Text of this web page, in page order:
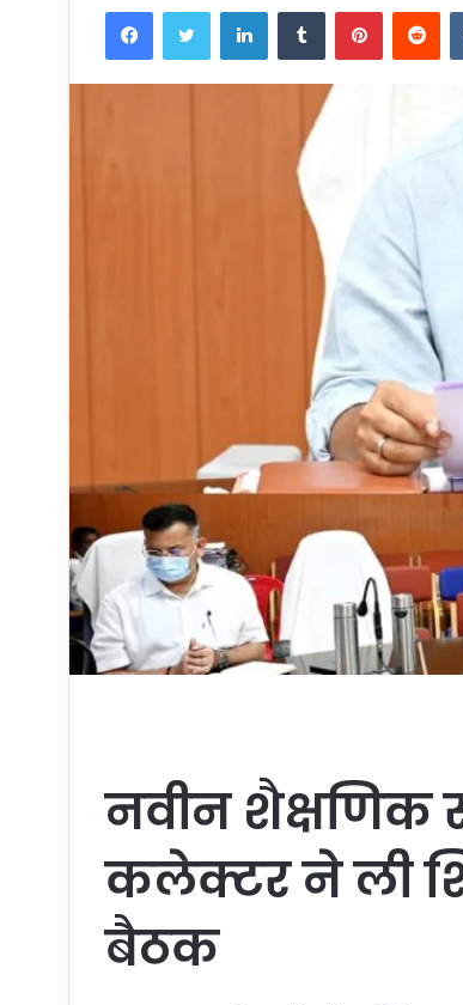
email
FacebookTwitter LinkedInTumblr Pinterest
नवीन शैक्षणिक
कलेक्टर ने ली
बैठक